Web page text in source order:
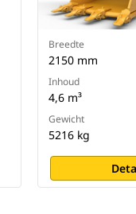
Breedte
2150 mm
Inhoud
4,6 m³
Gewicht
5216 kg